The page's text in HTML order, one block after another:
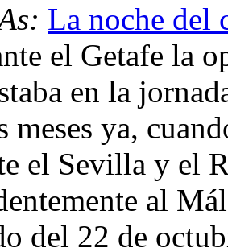
La noche del
el Getafe la
en la
meses ya,
el Sevilla y el
al
del 22 de